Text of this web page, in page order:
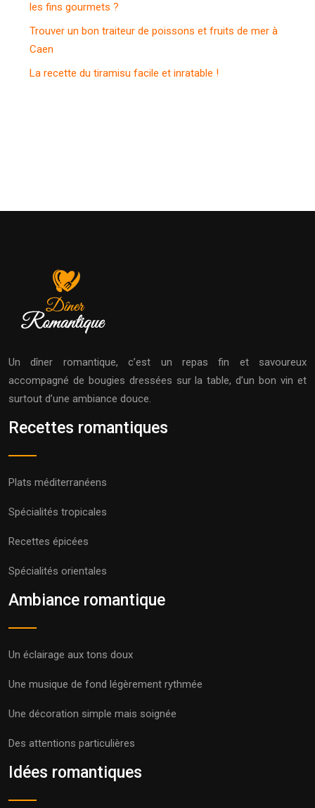
les fins gourmets ?
Trouver un bon traiteur de poissons et fruits de mer à
Caen
La recette du tiramisu facile et inratable !
Un dîner romantique, c’est un repas fin et savoureux
accompagné de bougies dressées sur la table, d’un bon vin et
surtout d’une ambiance douce.
Recettes romantiques
Plats méditerranéens
Spécialités tropicales
Recettes épicées
Spécialités orientales
Ambiance romantique
Un éclairage aux tons doux
Une musique de fond légèrement rythmée
Une décoration simple mais soignée
Des attentions particulières
Idées romantiques